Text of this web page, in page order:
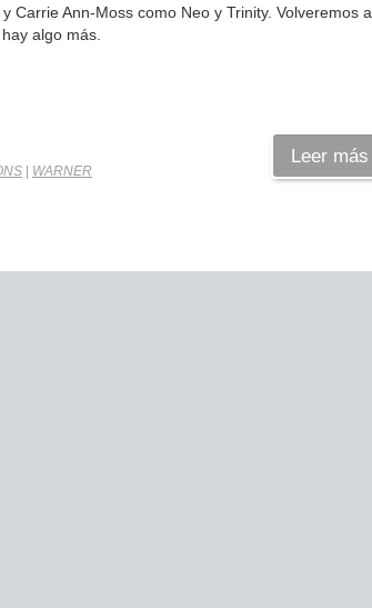
Carrie Ann-Moss como Neo y Trinity. Volveremos a
algo más.
WARNER
Leer más